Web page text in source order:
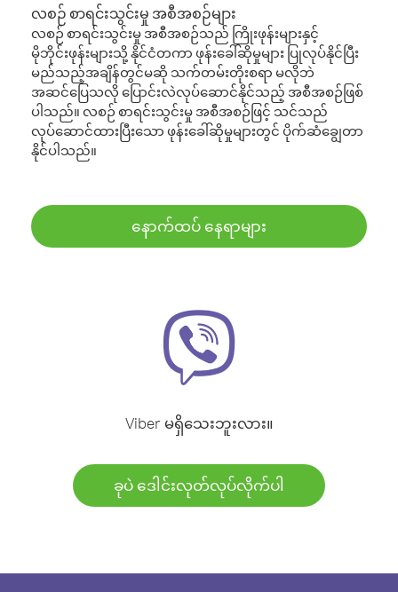
လစဉ် စာရင်းသွင်းမှု အစီအစဉ်များ
လစဉ် စာရင်းသွင်းမှု အစီအစဉ်သည် ကြိုးဖုန်းများနှင့်
မိုဘိုင်းဖုန်းများသို့ နိုင်ငံတကာ ဖုန်းခေါ်ဆိုမှုများ ပြုလုပ်နိုင်ပြီး
မည်သည့်အချိန်တွင်မဆို သက်တမ်းတိုးစရာ မလိုဘဲ
အဆင်ပြေသလို ပြောင်းလဲလုပ်ဆောင်နိုင်သည့် အစီအစဉ်ဖြစ်
ပါသည်။ လစဉ် စာရင်းသွင်းမှု အစီအစဉ်ဖြင့် သင်သည်
လုပ်ဆောင်ထားပြီးသော ဖုန်းခေါ်ဆိုမှုများတွင် ပိုက်ဆံချွေတာ
နိုင်ပါသည်။
နောက်ထပ် နေရာများ
Viber မရှိသေးဘူးလား။
ခုပဲ ဒေါင်းလုတ်လုပ်လိုက်ပါ